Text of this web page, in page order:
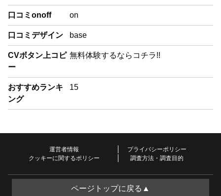
口コミonoff on
口コミデザイン base
CVボタン上コピ
ー
無料体験するならコチラ!!
おすすめランキ
ング
15
運営者情報
プライバシーポリシー
クッキーに関するポリシー
調査方法・調査目的
ページトップに戻る▲